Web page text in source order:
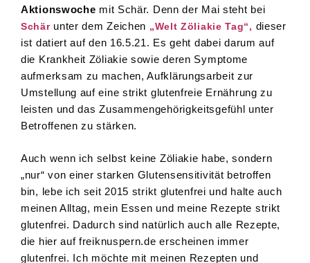
Aktionswoche mit Schär. Denn der Mai steht bei
Schärunter dem Zeichen „Welt Zöliakie Tag“, dieser
ist datiert auf den 16.5.21. Es geht dabei darum auf
die Krankheit Zöliakie sowie deren Symptome
aufmerksam zu machen, Aufklärungsarbeit zur
Umstellung auf eine strikt glutenfreie Ernährung zu
leisten und das Zusammengehörigkeitsgefühl unter
Betroffenen zu stärken.
Auch wenn ich selbst keine Zöliakie habe, sondern
„nur“ von einer starken Glutensensitivität betroffen
bin, lebe ich seit 2015 strikt glutenfrei und halte auch
meinen Alltag, mein Essen und meine Rezepte strikt
glutenfrei. Dadurch sind natürlich auch alle Rezepte,
die hier auf freiknuspern.de erscheinen immer
glutenfrei. Ich möchte mit meinen Rezepten und